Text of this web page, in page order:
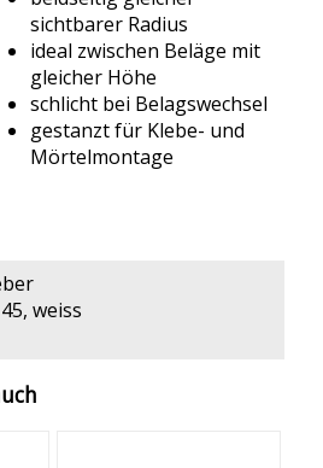
sichtbarer Radius
ideal zwischen Beläge mit
gleicher Höhe
schlicht bei Belagswechsel
gestanzt für Klebe- und
Mörtelmontage
weiss